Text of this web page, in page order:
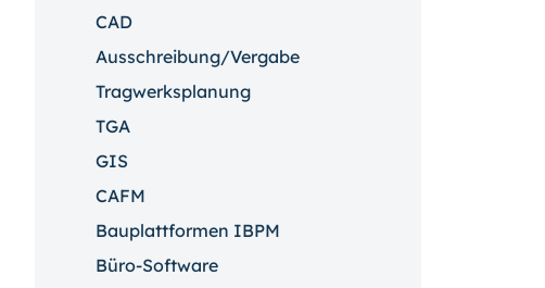
CAD
Ausschreibung/Vergabe
Tragwerksplanung
TGA
GIS
CAFM
Bauplattformen IBPM
Büro-Software